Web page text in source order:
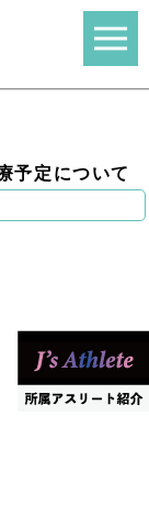
予定について